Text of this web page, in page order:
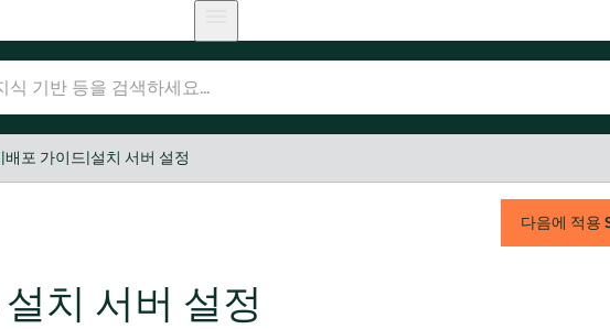
|배포 가이드|설치 서버 설정
다음에 적용
설치 서버 설정